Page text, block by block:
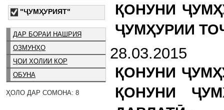
"ҶУМҲУРИЯТ"
ДАР БОРАИ НАШРИЯ
ОЗМУНҲО
ҶОИ ХОЛИИ КОР
ОБУНА
ҲОЛО ДАР СОМОНА: 8
ҚОНУНИ
ҶУМҲУРИИ
28.03.2015
ҚОНУНИ
ҚОНУНИ